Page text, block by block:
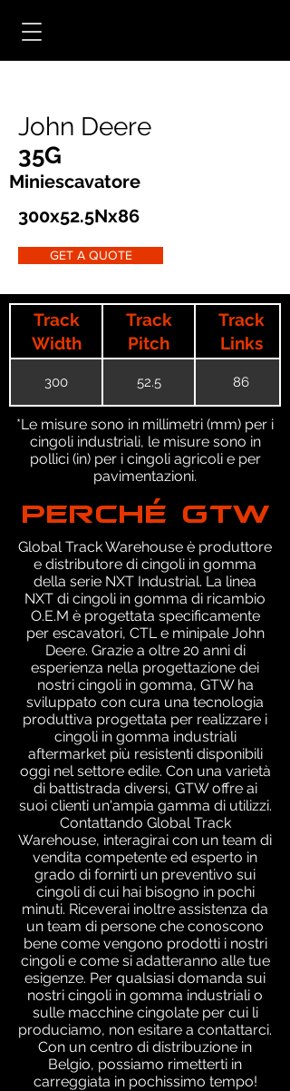
John Deere
35G
Miniescavatore
300x52.5Nx86
GET A QUOTE
Track
Width
Track
Pitch
Track
Links
300 52.5 86
*Le misure sono in millimetri (mm) per i
cingoli industriali, le misure sono in
pollici (in) per i cingoli agricoli e per
pavimentazioni.
PERCHÉ GTW
Global Track Warehouse è produttore
e distributore di cingoli in gomma
della serie NXT Industrial. La linea
NXT di cingoli in gomma di ricambio
O.E.M è progettata specificamente
per escavatori, CTL e minipale John
Deere. Grazie a oltre 20 anni di
esperienza nella progettazione dei
nostri cingoli in gomma, GTW ha
sviluppato con cura una tecnologia
produttiva progettata per realizzare i
cingoli in gomma industriali
aftermarket più resistenti disponibili
oggi nel settore edile. Con una varietà
di battistrada diversi, GTW offre ai
suoi clienti un'ampia gamma di utilizzi.
Contattando Global Track
Warehouse, interagirai con un team di
vendita competente ed esperto in
grado di fornirti un preventivo sui
cingoli di cui hai bisogno in pochi
minuti. Riceverai inoltre assistenza da
un team di persone che conoscono
bene come vengono prodotti i nostri
cingoli e come si adatteranno alle tue
esigenze. Per qualsiasi domanda sui
nostri cingoli in gomma industriali o
sulle macchine cingolate per cui li
produciamo, non esitare a contattarci.
Con un centro di distribuzione in
Belgio, possiamo rimetterti in
carreggiata in pochissimo tempo!